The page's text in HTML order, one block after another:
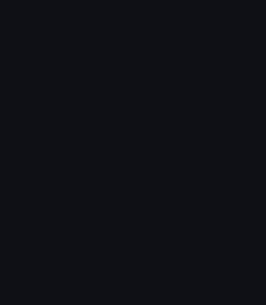
Будівництво та
Технічні
Температурний
1000
Ми пропонуємо
для оптових, так і для
Отримайте
+380 (67)
+380 (50)
Реалізуйте